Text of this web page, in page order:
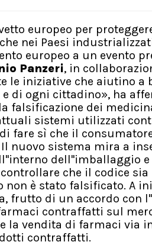
europeo per
nei Paesi
europeo a un evento
Panzeri, in
le iniziative che aiutino a
di ogni cittadino», ha
falsificazione dei
sistemi utilizzati
fare sì che il
nuovo sistema mira a
dell''imballaggio
che il codice
non è stato falsificato. A
frutto di un accordo con
contraffatti sul
la vendita di farmaci via
contraffatti.